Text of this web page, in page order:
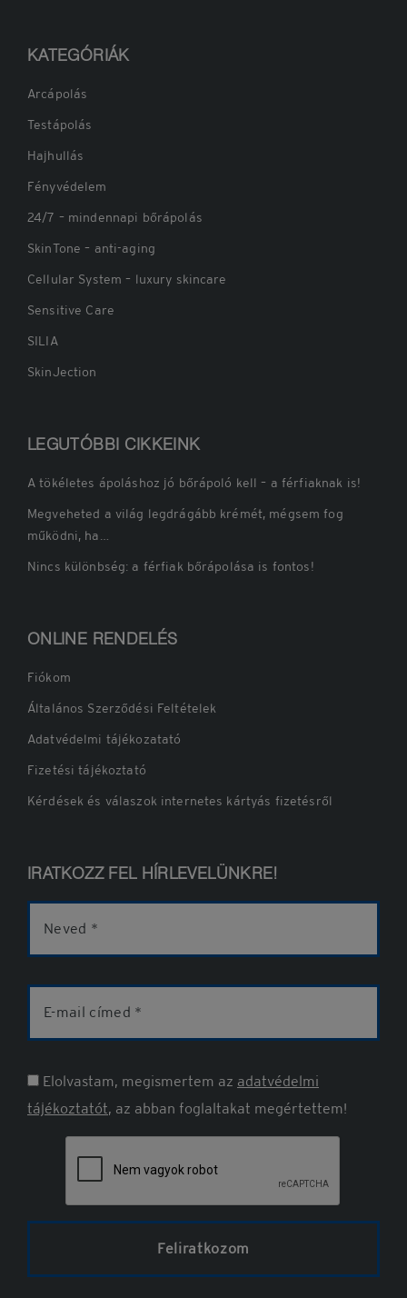
KATEGÓRIÁK
Arcápolás
Testápolás
Hajhullás
Fényvédelem
24/7 – mindennapi bőrápolás
SkinTone – anti-aging
Cellular System – luxury skincare
Sensitive Care
SILIA
SkinJection
LEGUTÓBBI CIKKEINK
A tökéletes ápoláshoz jó bőrápoló kell – a férfiaknak is!
Megveheted a világ legdrágább krémét, mégsem fog
működni, ha…
Nincs különbség: a férfiak bőrápolása is fontos!
ONLINE RENDELÉS
Fiókom
Általános Szerződési Feltételek
Adatvédelmi tájékozatató
Fizetési tájékoztató
Kérdések és válaszok internetes kártyás fizetésről
IRATKOZZ FEL HÍRLEVELÜNKRE!
Elolvastam, megismertem az adatvédelmi
tájékoztatót, az abban foglaltakat megértettem!